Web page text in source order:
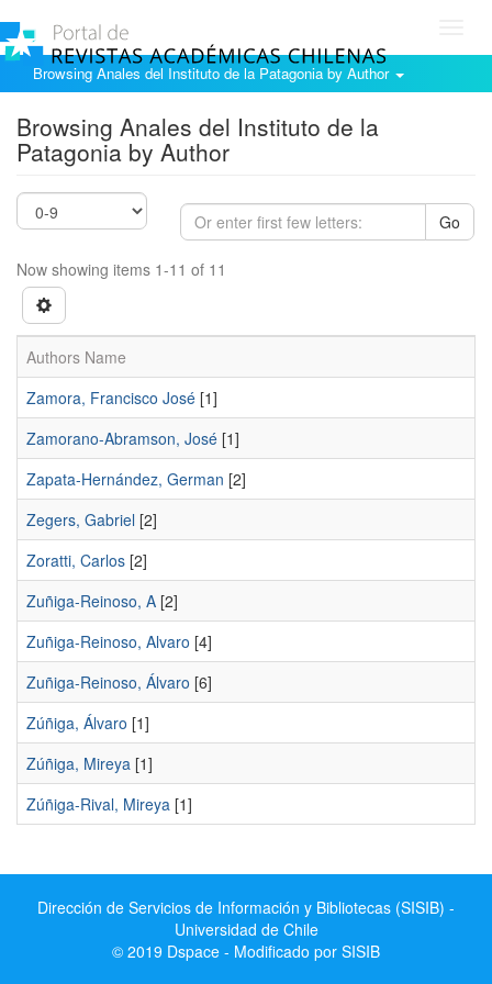
Browsing Anales del Instituto de la Patagonia by Author
Browsing Anales del Instituto de la
Patagonia by Author
Go
Now showing items 1-11 of 11
Authors Name
Zamora, Francisco José [1]
Zamorano-Abramson, José [1]
Zapata-Hernández, German [2]
Zegers, Gabriel [2]
Zoratti, Carlos [2]
Zuñiga-Reinoso, A [2]
Zuñiga-Reinoso, Alvaro [4]
Zuñiga-Reinoso, Álvaro [6]
Zúñiga, Álvaro [1]
Zúñiga, Mireya [1]
Zúñiga-Rival, Mireya [1]
Dirección de Servicios de Información y Bibliotecas (SISIB) -
Universidad de Chile
© 2019 Dspace - Modificado por SISIB